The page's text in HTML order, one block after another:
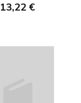
13,22 €